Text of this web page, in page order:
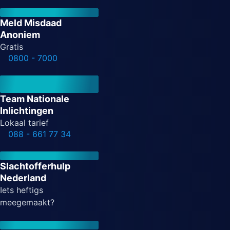
Meld Misdaad
Anoniem
Gratis
0800 - 7000
Team Nationale
Inlichtingen
Lokaal tarief
088 - 661 77 34
Slachtofferhulp
Nederland
Iets heftigs
meegemaakt?